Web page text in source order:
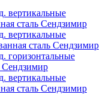
вертикальные
сталь Сендзимир
вертикальные
сталь Сендзимир
горизонтальные
Сендзимир
вертикальные
сталь Сендзимир